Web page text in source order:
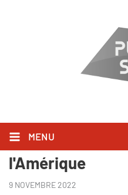
MENU
Femmes en
l'Amérique
9 NOVEMBRE 2022